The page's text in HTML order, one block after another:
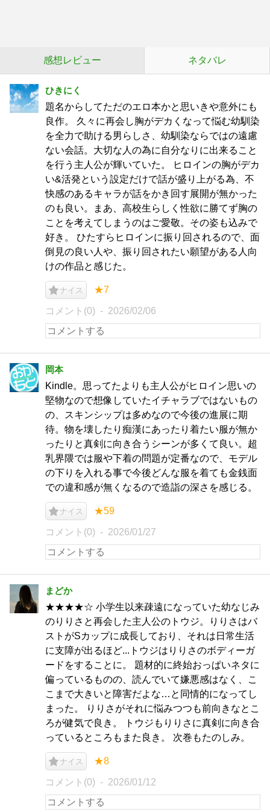
感想レビュー ネタバレ
ひきにく
題名からしてただのエロ本かと思いきや意外にも
良作。 久々に再会し胸がデカくなって悩む幼馴染
を全力で助ける男らしさ、幼馴染ならではの遠慮
ない会話。大切な人の為に自分なりに出来ること
を行う主人公が輝いていた。 ヒロインの胸がデカ
い&活発という設定だけで話が盛り上がる為、不
快感のあるキャラが話をかき回す展開が無かった
のも良い。まあ、高校生らしく性欲に勝てず胸の
ことを考えてしまうのはご愛敬。その姿も込みで
好き。 ひたすらヒロインに振り回されるので、面
倒見の良い人や、振り回されたい願望がある人向
けの作品と感じた。
ナイス ★7
コメント(0) 2026/02/06
岡本
Kindle。思ってたよりも主人公がヒロイン思いの
堅物なので想像していたイチャラブではないもの
の、スキンシップは多めなので今後の進展に期
待。物を壊したり痴漢にあったり着たい服が無か
ったりと真剣に向き合うシーンが多くて良い。超
乳界隈では服や下着の問題が定番なので、モデル
の下りを入れる事で今後どんな服を着ても金銭面
での違和感が無くなるので造詣の深さを感じる。
ナイス ★59
コメント(0) 2026/01/27
まどか
★★★★☆ 小学生以来疎遠になっていた幼なじみ
のりりさと再会した主人公のトウジ。りりさはバ
ストがSカップに成長しており、それは日常生活
に支障が出るほど...トウジはりりさのボディーガ
ードをすることに。 題材的に終始おっぱいネタに
偏っているものの、読んでいて嫌悪感はなく、こ
こまで大きいと障害だよな…と同情的になってし
まった。 りりさがそれに悩みつつも前向きなとこ
ろが健気で良き。 トウジもりりさに真剣に向き合
っているところもまた良き。 次巻もたのしみ。
ナイス ★8
コメント(0) 2026/01/12